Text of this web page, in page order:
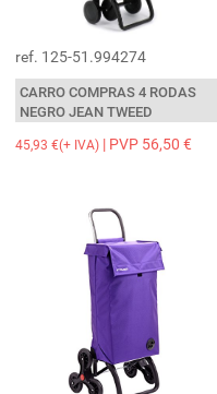
ref. 125-51.994274
CARRO COMPRAS 4 RODAS
NEGRO JEAN TWEED
45,93 €(+ IVA)| PVP 56,50 €